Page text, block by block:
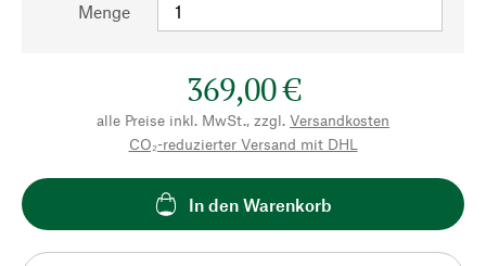
Menge
369,00 €
alle Preise inkl. MwSt., zzgl. Versandkosten
CO₂-reduzierter Versand mit DHL
In den Warenkorb